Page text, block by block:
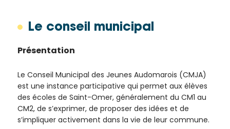
Le conseil municipal
Présentation
Le Conseil Municipal des Jeunes Audomarois (CMJA)
est une instance participative qui permet aux élèves
des écoles de Saint-Omer, généralement du CM1 au
CM2, de s’exprimer, de proposer des idées et de
s’impliquer activement dans la vie de leur commune.
de votre
intérêt
de la
Ville et
de ses
partenaires.
(*Champs